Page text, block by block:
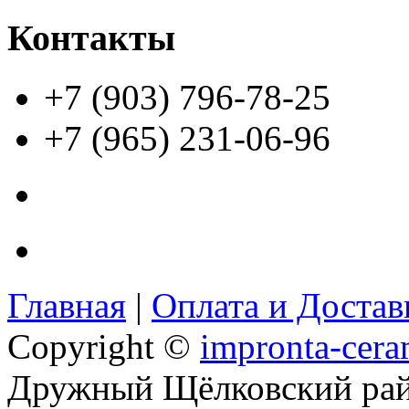
Контакты
+7 (903) 796-78-25
+7 (965) 231-06-96
Главная | Оплата и
Copyright © impronta-
Дружный Щёлковский